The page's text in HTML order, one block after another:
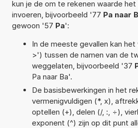
kun je de om te rekenen waarde
invoeren, bijvoorbeeld '77 Pa naar
gewoon '57 Pa':
In de meeste gevallen kan
>') tussen de namen van de
weggelaten, bijvoorbeeld '37
Pa naar Ba'.
De basisbewerkingen in het
vermenigvuldigen (*, x),
optellen (+), delen (/, :, ÷),
exponent (^) zijn op dit punt